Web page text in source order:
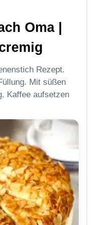
Oma |
Rezept.
Mit süßen
Kaffee aufsetzen